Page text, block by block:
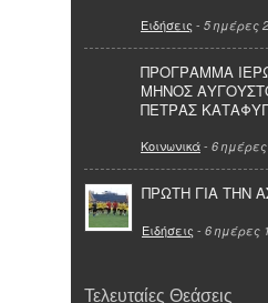
Ειδήσεις - 5 ημέρες
ΠΡΟΓΡΑΜΜΑ
ΜΗΝΟΣ
ΠΕΤΡΑΣ
Κοινωνικά- 6
ΠΡΩΤΗ ΓΙΑ ΤΗΝ
Ειδήσεις - 6 ημέρες
Τελευταίες Θεάσεις